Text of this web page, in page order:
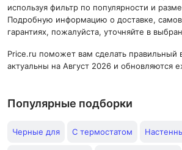
используя фильтр по популярности и
Подробную информацию о доставке,
гарантиях, пожалуйста, уточняйте в
Price.ru поможет вам сделать
актуальны на Август 2026 и обновляются
Популярные подборки
Черные для С термостатом